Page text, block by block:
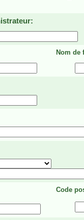
Nom de
Code